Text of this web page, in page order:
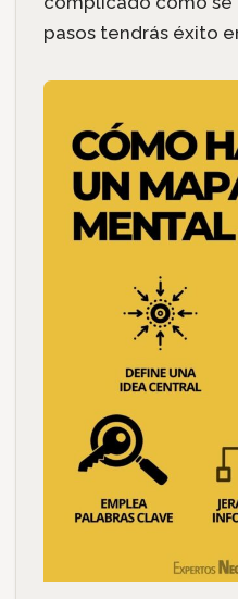
pasos tendrás éxito